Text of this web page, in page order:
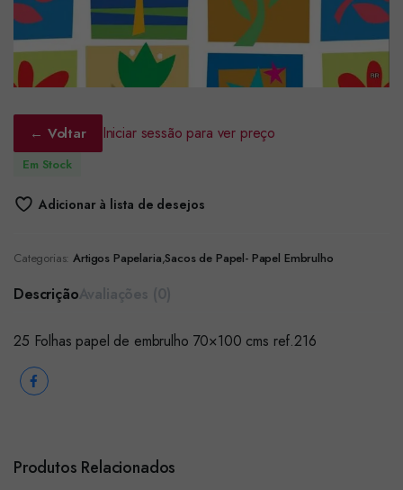
← Voltar Iniciar sessão para ver preço
Em Stock
Adicionar à lista de desejos
Categorias: Artigos Papelaria,Sacos de Papel- Papel Embrulho
Descrição
25 Folhas papel de embrulho 70×100 cms ref.216
Produtos Relacionados